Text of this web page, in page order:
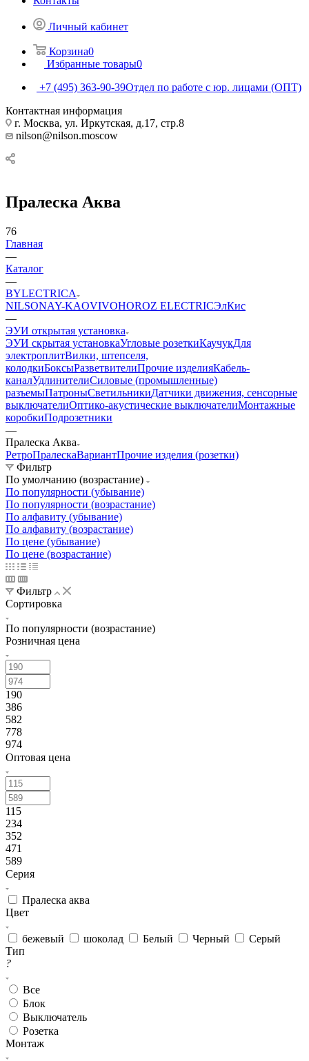
Личный кабинет
Корзина0
Избранные товары0
+7 (495) 363-90-39Отдел по работе с юр. лицами (ОПТ)
Контактная информация
г. Москва, ул. Иркутская, д.17, стр.8
nilson@nilson.moscow
Пралеска Аква
76
Главная
—
Каталог
—
BYLECTRICA
NILSONAY-KAOVIVOHOROZ ELECTRICЭлКис
—
ЭУИ открытая установка
ЭУИ скрытая установкаУгловые розеткиКаучукДля
электроплитВилки, штепселя,
колодкиБоксыРазветвителиПрочие изделияКабель-
каналУдлинителиСиловые (промышленные)
разъемыПатроныСветильникиДатчики движения, сенсорные
выключателиОптико-акустические выключателиМонтажные
коробкиПодрозетники
—
Пралеска Аква
РетроПралескаВариантПрочие изделия (розетки)
Фильтр
По умолчанию (возрастание)
По популярности (убывание)
По популярности (возрастание)
По алфавиту (убывание)
По алфавиту (возрастание)
По цене (убывание)
По цене (возрастание)
Фильтр
Сортировка
По популярности (возрастание)
Розничная цена
190
386
582
778
974
Оптовая цена
115
234
352
471
589
Серия
Пралеска аква
Цвет
бежевый шоколад Белый Черный
Серый
Тип
?
Все
Блок
Выключатель
Розетка
Монтаж